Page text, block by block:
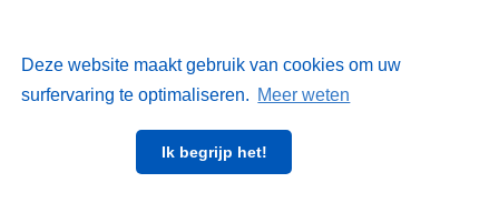
Deze website maakt gebruik van cookies om uw
surfervaring te optimaliseren. Meer weten
Ik begrijp het!